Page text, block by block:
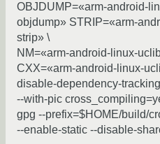
OBJDUMP=«arm-android-
objdump» STRIP=«arm-
strip» \
NM=«arm-android-linux-
CXX=«arm-android-linux-
disable-dependency-
--with-pic
gpg --prefix=$HOME/build/
--enable-static --disable-